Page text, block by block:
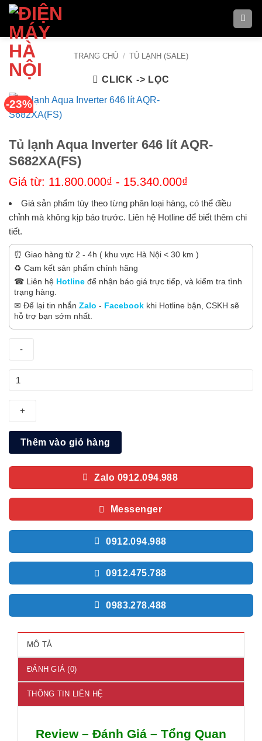
Bỏ
nội
dung
TRANG CHỦ / TỦ LẠNH (SALE)
CLICK -> LỌC
-23%
Tủ lạnh Aqua Inverter 646 lít AQR-
S682XA(FS)
Giá từ: 11.800.000₫ - 15.340.000₫
Giá sản phẩm tùy theo từng phân loại hàng, có thể điều
chỉnh mà không kịp báo trước. Liên hệ Hotline để biết thêm chi
tiết.
⏰ Giao hàng từ 2 - 4h ( khu vực Hà Nội < 30 km )
♻️ Cam kết sản phẩm chính hãng
☎ Liên hệ Hotline để nhận báo giá trực tiếp, và kiểm tra tình
trạng hàng.
✉ Để lại tin nhắn Zalo - Facebook khi Hotline bận, CSKH sẽ
hỗ trợ bạn sớm nhất.
Tủ
Inverter
646
AQR-
S682XA(FS)
lượng
Thêm vào giỏ hàng
Zalo 0912.094.988
Messenger
0912.094.988
0912.475.788
0983.278.488
MÔ TẢ
ĐÁNH GIÁ (0)
THÔNG TIN LIÊN HỆ
Review – Đánh Giá – Tổng Quan